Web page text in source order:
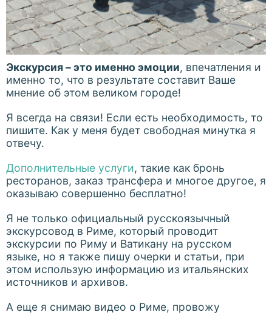
Экскурсия – это именно эмоции, впечатления и
именно то, что в результате составит Ваше
мнение об этом великом городе!
Я всегда на связи! Если есть необходимость, то
пишите. Как у меня будет свободная минутка я
отвечу.
Дополнительные услуги, такие как бронь
ресторанов, заказ трансфера и многое другое, я
оказываю совершенно бесплатно!
Я не только официальный русскоязычный
экскурсовод в Риме, который проводит
экскурсии по Риму и Ватикану на русском
языке, но я также пишу очерки и статьи, при
этом использую информацию из итальянских
источников и архивов.
А еще я снимаю видео о Риме, провожу